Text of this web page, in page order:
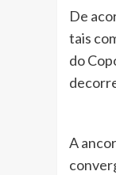
De
tais
do
A